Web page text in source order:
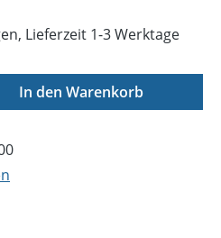
Lieferzeit 1-3 Werktage
den gewünschten
In den Warenkorb